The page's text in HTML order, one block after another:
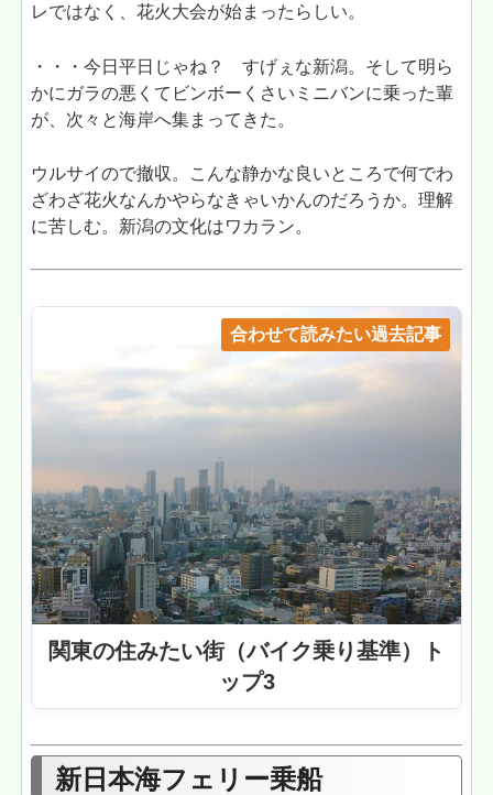
レではなく、花火大会が始まったらしい。
・・・今日平日じゃね？ すげぇな新潟。そして明ら
かにガラの悪くてビンボーくさいミニバンに乗った輩
が、次々と海岸へ集まってきた。
ウルサイので撤収。こんな静かな良いところで何でわ
ざわざ花火なんかやらなきゃいかんのだろうか。理解
に苦しむ。新潟の文化はワカラン。
合わせて読みたい過去記事
関東の住みたい街（バイク乗り基準）ト
ップ3
新日本海フェリー乗船